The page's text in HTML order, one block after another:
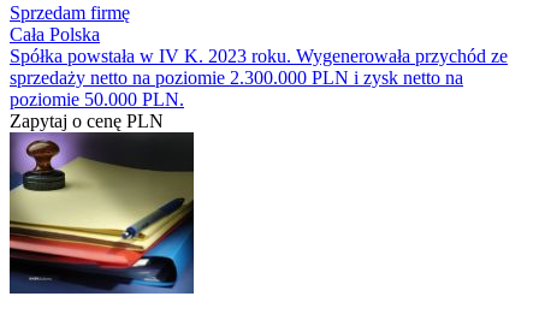
Sprzedam firmę
Cała Polska
Spółka powstała w IV K. 2023 roku. Wygenerowała przychód ze
sprzedaży netto na poziomie 2.300.000 PLN i zysk netto na
poziomie 50.000 PLN.
Zapytaj o cenę PLN